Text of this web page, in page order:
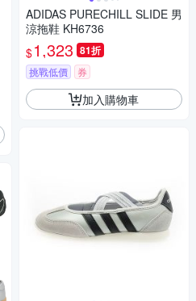
ADIDAS PURECHILL SLIDE 男
涼拖鞋 KH6736
$1,323 81折
挑戰低價 券
加入購物車